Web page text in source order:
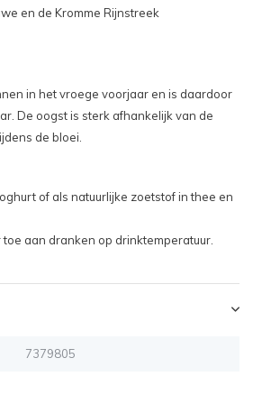
en de Kromme Rijnstreek
in het vroege voorjaar en is daardoor
De oogst is sterk afhankelijk van de
de bloei.
of als natuurlijke zoetstof in thee en
aan dranken op drinktemperatuur.
7379805